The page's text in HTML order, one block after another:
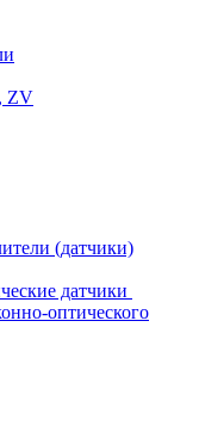
ZV
(датчики)
датчики
оптического